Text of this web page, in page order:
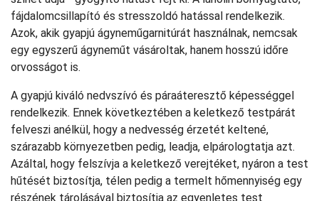
fájdalomcsillapító és stresszoldó hatással rendelkezik.
Azok, akik gyapjú ágyneműgarnitúrát használnak, nemcsak
egy egyszerű ágyneműt vásároltak, hanem hosszú időre
orvosságot is.
A gyapjú kiváló nedvszívó és páraáteresztő képességgel
rendelkezik. Ennek következtében a keletkező testpárát
felveszi anélkül, hogy a nedvesség érzetét keltené,
szárazabb környezetben pedig, leadja, elpárologtatja azt.
Azáltal, hogy felszívja a keletkező verejtéket, nyáron a test
hűtését biztosítja, télen pedig a termelt hőmennyiség egy
részének tárolásával biztosítja az egyenletes test